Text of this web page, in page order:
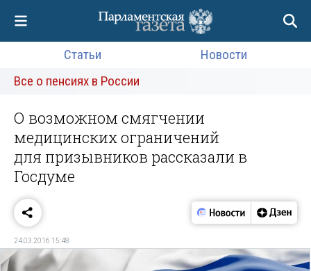
Статьи
Новости
Все о пенсиях в России
О возможном смягчении
медицинских ограничений
для призывников рассказали в
Госдуме
24.03.2016 15:48